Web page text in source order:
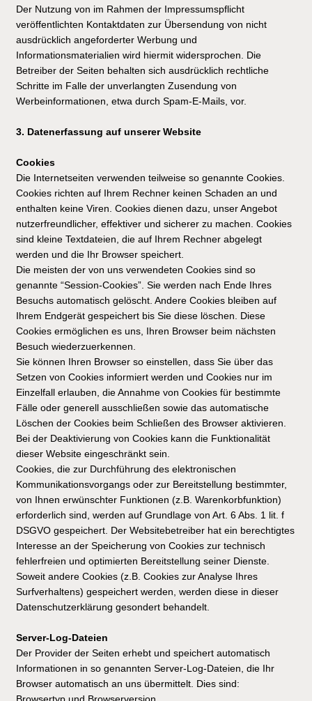
Der Nutzung von im Rahmen der Impressumspflicht
veröffentlichten Kontaktdaten zur Übersendung von nicht
ausdrücklich angeforderter Werbung und
Informationsmaterialien wird hiermit widersprochen. Die
Betreiber der Seiten behalten sich ausdrücklich rechtliche
Schritte im Falle der unverlangten Zusendung von
Werbeinformationen, etwa durch Spam-E-Mails, vor.
3. Datenerfassung auf unserer Website
Cookies
Die Internetseiten verwenden teilweise so genannte Cookies.
Cookies richten auf Ihrem Rechner keinen Schaden an und
enthalten keine Viren. Cookies dienen dazu, unser Angebot
nutzerfreundlicher, effektiver und sicherer zu machen. Cookies
sind kleine Textdateien, die auf Ihrem Rechner abgelegt
werden und die Ihr Browser speichert.
Die meisten der von uns verwendeten Cookies sind so
genannte “Session-Cookies”. Sie werden nach Ende Ihres
Besuchs automatisch gelöscht. Andere Cookies bleiben auf
Ihrem Endgerät gespeichert bis Sie diese löschen. Diese
Cookies ermöglichen es uns, Ihren Browser beim nächsten
Besuch wiederzuerkennen.
Sie können Ihren Browser so einstellen, dass Sie über das
Setzen von Cookies informiert werden und Cookies nur im
Einzelfall erlauben, die Annahme von Cookies für bestimmte
Fälle oder generell ausschließen sowie das automatische
Löschen der Cookies beim Schließen des Browser aktivieren.
Bei der Deaktivierung von Cookies kann die Funktionalität
dieser Website eingeschränkt sein.
Cookies, die zur Durchführung des elektronischen
Kommunikationsvorgangs oder zur Bereitstellung bestimmter,
von Ihnen erwünschter Funktionen (z.B. Warenkorbfunktion)
erforderlich sind, werden auf Grundlage von Art. 6 Abs. 1 lit. f
DSGVO gespeichert. Der Websitebetreiber hat ein berechtigtes
Interesse an der Speicherung von Cookies zur technisch
fehlerfreien und optimierten Bereitstellung seiner Dienste.
Soweit andere Cookies (z.B. Cookies zur Analyse Ihres
Surfverhaltens) gespeichert werden, werden diese in dieser
Datenschutzerklärung gesondert behandelt.
Server-Log-Dateien
Der Provider der Seiten erhebt und speichert automatisch
Informationen in so genannten Server-Log-Dateien, die Ihr
Browser automatisch an uns übermittelt. Dies sind: